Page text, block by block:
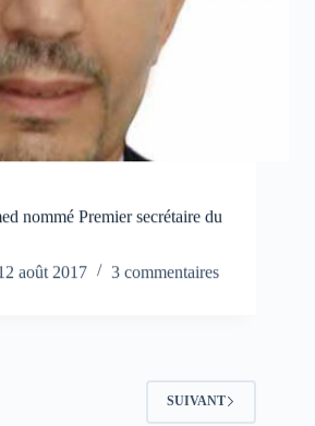
nommé Premier secrétaire du
août 2017 3 commentaires
SUIVANT